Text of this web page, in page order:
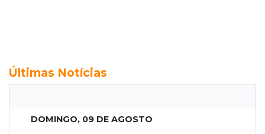
Últimas Notícias
DOMINGO, 09 DE AGOSTO